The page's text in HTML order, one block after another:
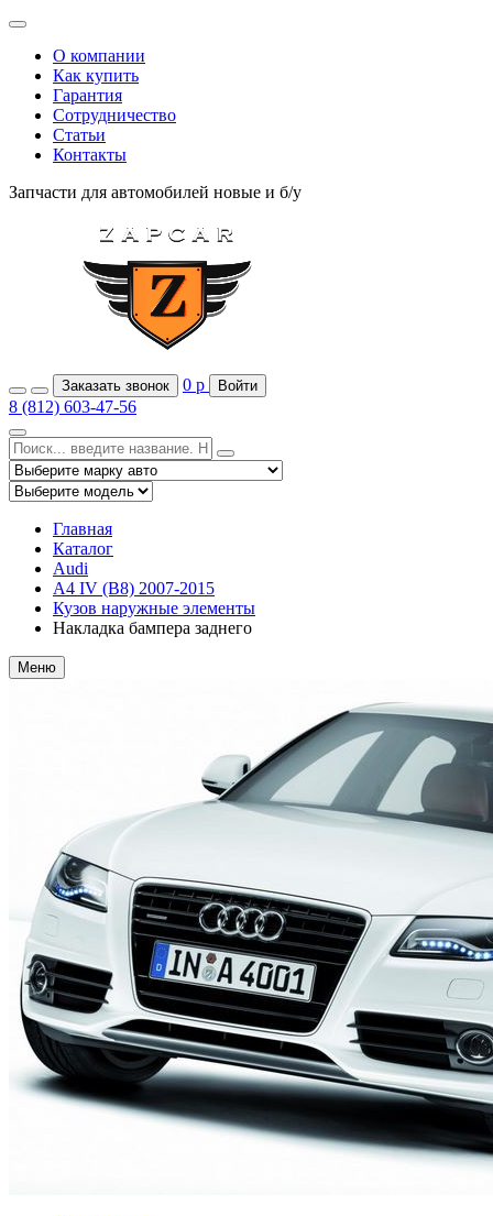
О компании
Как купить
Гарантия
Сотрудничество
Статьи
Контакты
Запчасти для автомобилей новые и б/у
Заказать звонок 0 р Войти
8 (812) 603-47-56
Главная
Каталог
Audi
A4 IV (B8) 2007-2015
Кузов наружные элементы
Накладка бампера заднего
Меню